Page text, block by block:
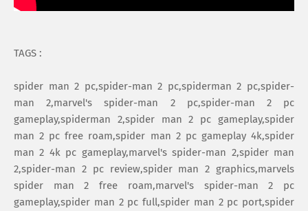
TAGS :
spider man 2 pc,spider-man 2 pc,spiderman 2 pc,spider-
man 2,marvel's spider-man 2 pc,spider-man 2 pc
gameplay,spiderman 2,spider man 2 pc gameplay,spider
man 2 pc free roam,spider man 2 pc gameplay 4k,spider
man 2 4k pc gameplay,marvel's spider-man 2,spider man
2,spider-man 2 pc review,spider man 2 graphics,marvels
spider man 2 free roam,marvel's spider-man 2 pc
gameplay,spider man 2 pc full,spider man 2 pc port,spider